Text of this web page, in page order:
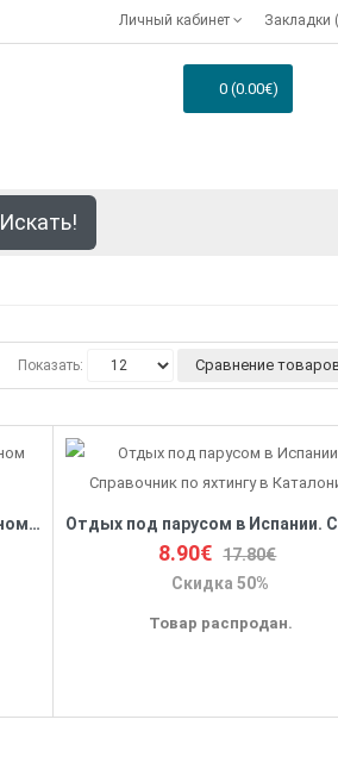
Личный кабинет Закладки
0 (0.00€)
Искать!
Показать: Сравнение
Технологии подготовки в парусном спорте
8.90€ 17.80€
Скидка 50%
Товар распродан.